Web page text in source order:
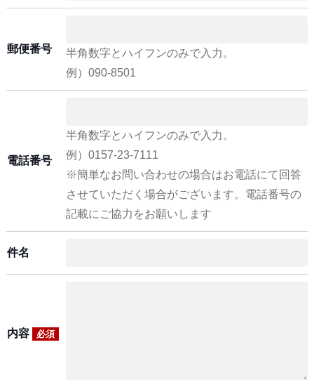
郵便番号
半角数字とハイフンのみで入力。
例）090-8501
電話番号
半角数字とハイフンのみで入力。
例）0157-23-7111
※簡単なお問い合わせの場合はお電話にて回答
させていただく場合がございます。電話番号の
記載にご協力をお願いします
件名
内容 必須